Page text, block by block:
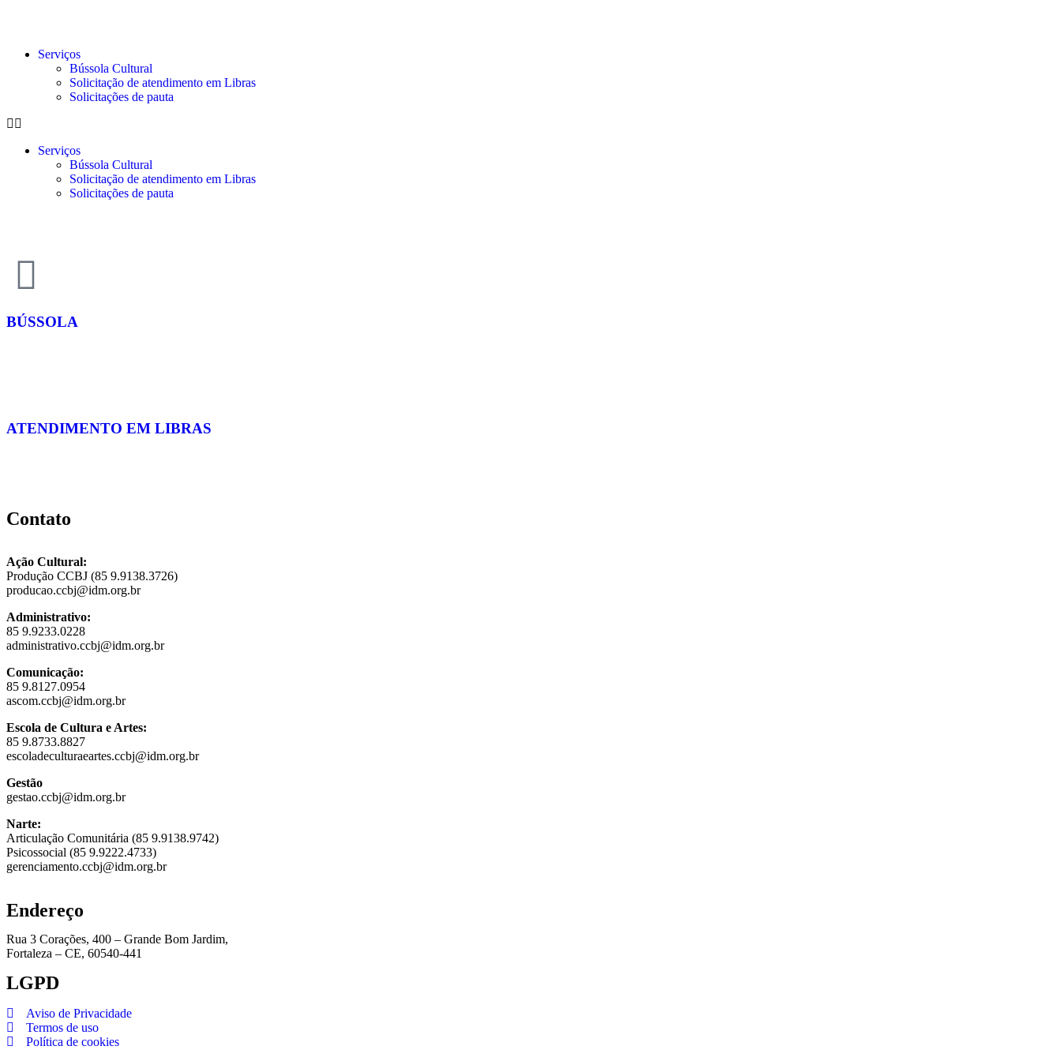
Serviços
Bússola Cultural
Solicitação de atendimento em Libras
Solicitações de pauta
Serviços
Bússola Cultural
Solicitação de atendimento em Libras
Solicitações de pauta
BÚSSOLA
ATENDIMENTO EM LIBRAS
Contato
Ação Cultural:
Produção CCBJ (85 9.9138.3726)
producao.ccbj@idm.org.br
Administrativo:
85 9.9233.0228
administrativo.ccbj@idm.org.br
Comunicação:
85 9.8127.0954
ascom.ccbj@idm.org.br
Escola de Cultura e Artes:
85 9.8733.8827
escoladeculturaeartes.ccbj@idm.org.br
Gestão
gestao.ccbj@idm.org.br
Narte:
Articulação Comunitária (85 9.9138.9742)
Psicossocial (85 9.9222.4733)
gerenciamento.ccbj@idm.org.br
Endereço
Rua 3 Corações, 400 – Grande Bom Jardim,
Fortaleza – CE, 60540-441
LGPD
Aviso de Privacidade
Termos de uso
Política de cookies